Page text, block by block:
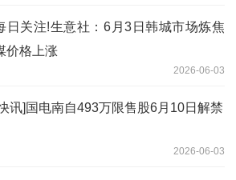
日关注!生意社：6月3日韩城市场炼焦
价格上涨
2026-06-03
讯]国电南自493万限售股6月10日解禁
2026-06-03